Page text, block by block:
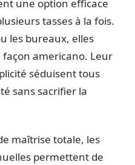
une option efficace
tasses à la fois.
les bureaux, elles
americano. Leur
séduisent tous
sans sacrifier la
maîtrise totale, les
permettent de